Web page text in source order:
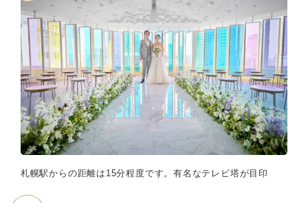
札幌駅からの距離は15分程度です。有名なテレビ塔が目印